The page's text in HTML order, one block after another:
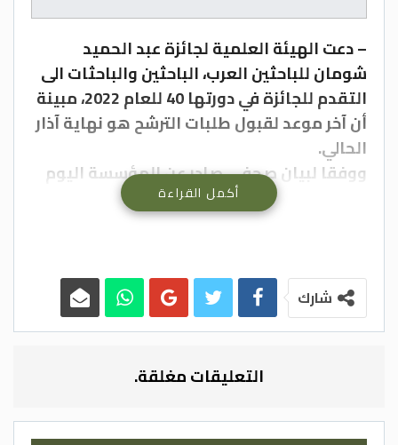
– دعت الهيئة العلمية لجائزة عبد الحميد
شومان للباحثين العرب، الباحثين والباحثات الى
التقدم للجائزة في دورتها 40 للعام 2022، مبينة
أن آخر موعد لقبول طلبات الترشح هو نهاية آذار
الحالي.
ووفقا لبيان صحفي صادر عن المؤسسة اليوم
الأحد، تضم الجائزة ستة حقول هي: “العلوم
الطبية والصحية” ويشمل هذا الحقل تطبيقات
والتكنولوجيا، والتقدم في معالجة الأمراض
والتشوهات النفسية، وحقل “العلوم
الهندسية” ويشمل استخدام تقنية “النانو” في
الطاقة الحرارية من خلال الاستفادة من الحرارة
والتسخين وتوليد الكهرباء.
أكمل القراءة
شارك
التعليقات مغلقة.